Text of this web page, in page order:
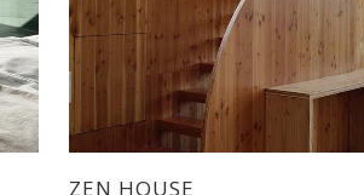
ZEN HOUSE